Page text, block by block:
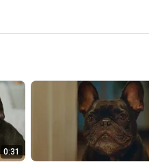
0:31